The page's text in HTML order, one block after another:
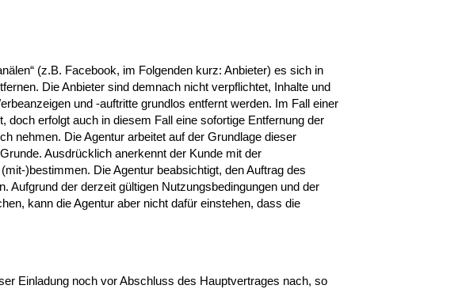
(z.B. Facebook, im Folgenden kurz: Anbieter) es sich in
Die Anbieter sind demnach nicht verpflichtet, Inhalte und
und -auftritte grundlos entfernt werden. Im Fall einer
erfolgt auch in diesem Fall eine sofortige Entfernung der
nehmen. Die Agentur arbeitet auf der Grundlage dieser
Ausdrücklich anerkennt der Kunde mit der
)bestimmen. Die Agentur beabsichtigt, den Auftrag des
Aufgrund der derzeit gültigen Nutzungsbedingungen und der
kann die Agentur aber nicht dafür einstehen, dass die
Einladung noch vor Abschluss des Hauptvertrages nach, so